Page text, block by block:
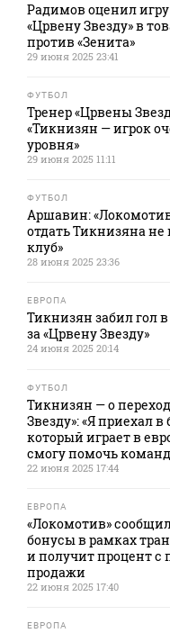
Радимов оценил
«Црвену Звезду» в
против «Зенита»
29 июня 2025 23:41
ФУТБОЛ
Тренер «Црвены
«Тикнизян — игрок
уровня»
29 июня 2025 11:11
ФУТБОЛ
Аршавин:
отдать Тикнизяна не
клуб»
28 июня 2025 23:36
ЕВРОПА
Тикнизян забил гол
за «Црвену Звезду»
24 июня 2025 20:14
ФУТБОЛ
Тикнизян — о
Звезду»: «Я приехал
который играет в
смогу помочь
22 июня 2025 17:44
ЕВРОПА
«Локомотив»
бонусы в рамках
и получит процент
продажи
22 июня 2025 17:40
ЕВРОПА